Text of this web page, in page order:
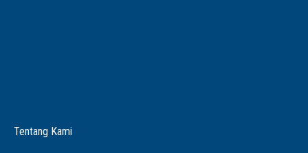
Tentang Kami